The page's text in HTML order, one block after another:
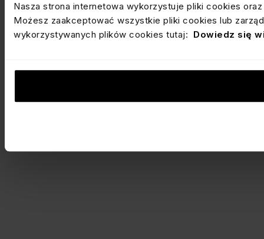
Nasza strona internetowa wykorzystuje pliki cookies
Możesz zaakceptować wszystkie pliki cookies lub
wykorzystywanych plików cookies tutaj: Dowiedz się